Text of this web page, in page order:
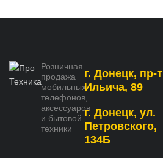
Розничная
продажа
мобильных
телефонов,
аксессуаров
и бытовой
техники
г. Донецк, пр-т
Ильича, 89
г. Донецк, ул.
Петровского,
134Б